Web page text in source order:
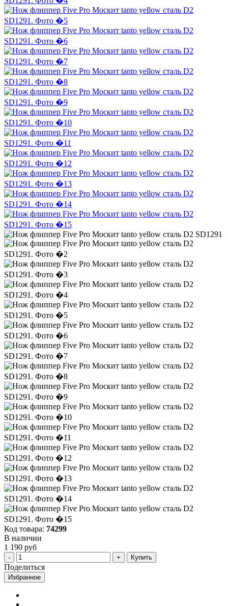
Код товара: 74299
В наличии
1 190 руб
Купить
Поделиться
Избранное